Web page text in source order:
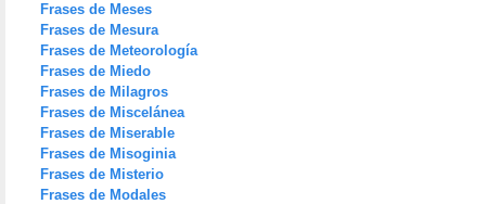
Frases de Meses
Frases de Mesura
Frases de Meteorología
Frases de Miedo
Frases de Milagros
Frases de Miscelánea
Frases de Miserable
Frases de Misoginia
Frases de Misterio
Frases de Modales